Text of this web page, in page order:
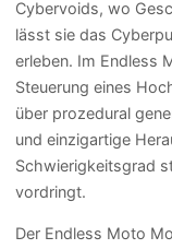
Cybervoids, wo
lässt sie das
erleben. Im Endless
Steuerung eines
über prozedural
und einzigartige
Schwierigkeitsgrad
vordringt.
Der Endless Moto